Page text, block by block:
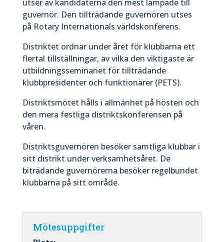
utser av kandidaterna den mest lämpade till
guvernör. Den tillträdande guvernören utses
på Rotary Internationals världskonferens.
Distriktet ordnar under året för klubbarna ett
flertal tillställningar, av vilka den viktigaste är
utbildningsseminariet för tillträdande
klubbpresidenter och funktionärer (PETS).
Distriktsmötet hålls i allmänhet på hösten och
den mera festliga distriktskonferensen på
våren.
Distriktsguvernören besöker samtliga klubbar i
sitt distrikt under verksamhetsåret. De
biträdande guvernörerna besöker regelbundet
klubbarna på sitt område.
Mötesuppgifter